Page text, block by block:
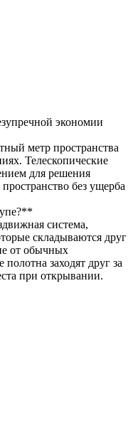
экономии
метр пространства
Телескопические
для решения
без ущерба
система,
складываются друг
от обычных
заходят друг за
при открывании.